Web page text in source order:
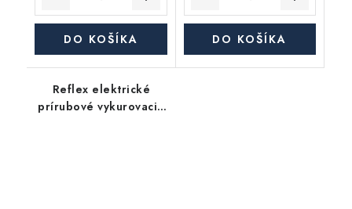
DO KOŠÍKA DO KOŠÍKA
Reflex elektrické
prírubové vykurovacie